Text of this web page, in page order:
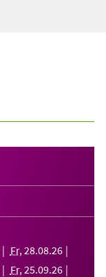
Fr, 28.08.26
Fr, 25.09.26